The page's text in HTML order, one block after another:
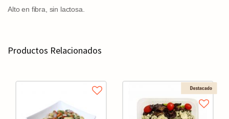
Alto en fibra, sin lactosa.
Productos Relacionados